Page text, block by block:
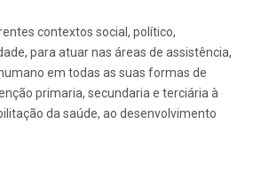
contextos social, político,
para atuar nas áreas de assistência,
em todas as suas formas de
primaria, secundaria e terciária à
da saúde, ao desenvolvimento